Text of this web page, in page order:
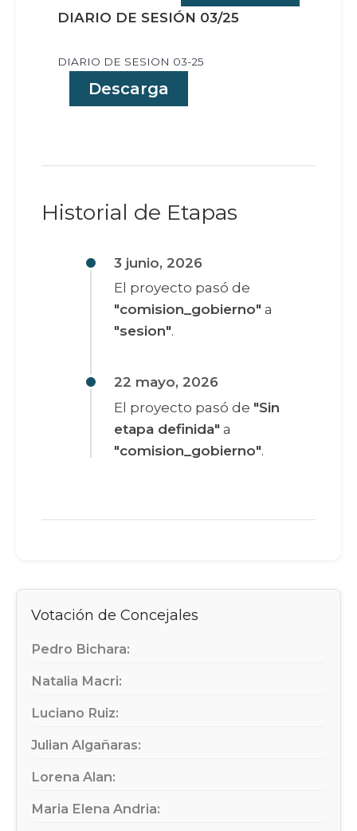
DIARIO DE SESIÓN 03/25
DIARIO DE SESION 03-25
Descarga
Historial de Etapas
3 junio, 2026
El proyecto pasó de
"comision_gobierno" a
"sesion".
22 mayo, 2026
El proyecto pasó de "Sin
etapa definida" a
"comision_gobierno".
Votación de Concejales
Pedro Bichara:
Natalia Macri:
Luciano Ruiz:
Julian Algañaras:
Lorena Alan:
Maria Elena Andria: